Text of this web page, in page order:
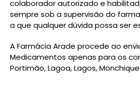
colaborador autorizado e
sempre sob a supervisão do
a que qualquer dúvida possa ser
A Farmácia Arade procede ao
Medicamentos apenas para os
Portimão, Lagoa, Lagos, Monchique